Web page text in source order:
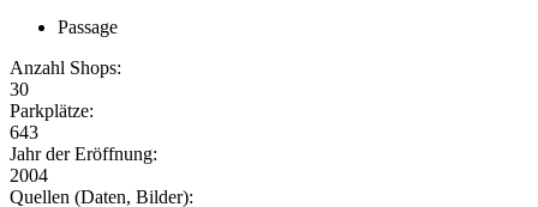
Passage
Anzahl Shops:
30
Parkplätze:
643
Jahr der Eröffnung:
2004
Quellen (Daten, Bilder):